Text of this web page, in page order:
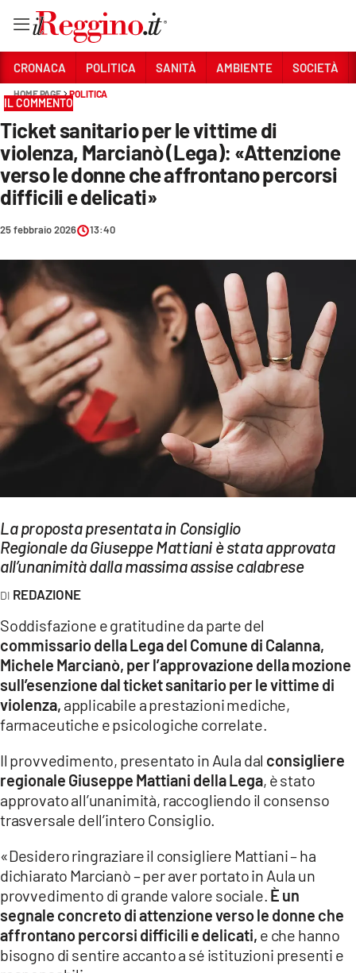
Sezioni
CRONACA
POLITICA
SANITÀ
AMBIENTE
SOCIETÀ
CULTURA
ECONOMIA E LAVORO
EVENTI
SPORT
LAC ONAIR
LaC
LACPLAY.IT
LACTV.IT
LACONAIR.IT
ILREGGINO.IT
COSENZACHANNEL.IT
CATANZAROCHANNEL.IT
LACAPITALENEWS.IT
App
CRONACA POLITICA SANITÀ AMBIENTE SOCIETÀ
HOME PAGE POLITICA
IL COMMENTO
Ticket sanitario per le vittime di
violenza, Marcianò (Lega): «Attenzione
verso le donne che affrontano percorsi
difficili e delicati»
25 febbraio 2026 13:40
La proposta presentata in Consiglio
Regionale da Giuseppe Mattiani è stata approvata
all’unanimità dalla massima assise calabrese
REDAZIONE
Soddisfazione e gratitudine da parte del
commissario della Lega del Comune di Calanna,
Michele Marcianò, per l’approvazione della mozione
sull’esenzione dal ticket sanitario per le vittime di
violenza, applicabile a prestazioni mediche,
farmaceutiche e psicologiche correlate.
Il provvedimento, presentato in Aula dal consigliere
regionale Giuseppe Mattiani della Lega, è stato
approvato all’unanimità, raccogliendo il consenso
trasversale dell’intero Consiglio.
«Desidero ringraziare il consigliere Mattiani – ha
dichiarato Marcianò – per aver portato in Aula un
provvedimento di grande valore sociale. È un
segnale concreto di attenzione verso le donne che
affrontano percorsi difficili e delicati, e che hanno
bisogno di sentire accanto a sé istituzioni presenti e